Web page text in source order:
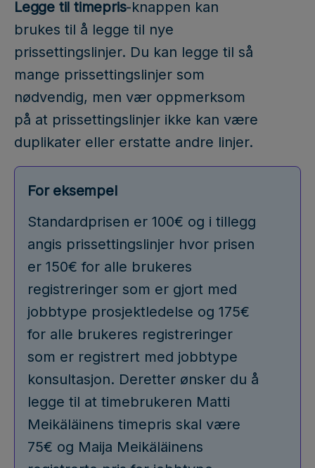
Legge til timepris-knappen kan
brukes til å legge til nye
prissettingslinjer. Du kan legge til så
mange prissettingslinjer som
nødvendig, men vær oppmerksom
på at prissettingslinjer ikke kan være
duplikater eller erstatte andre linjer.
For eksempel
Standardprisen er 100€ og i tillegg
angis prissettingslinjer hvor prisen
er 150€ for alle brukeres
registreringer som er gjort med
jobbtype prosjektledelse og 175€
for alle brukeres registreringer
som er registrert med jobbtype
konsultasjon. Deretter ønsker du å
legge til at timebrukeren Matti
Meikäläinens timepris skal være
75€ og Maija Meikäläinens